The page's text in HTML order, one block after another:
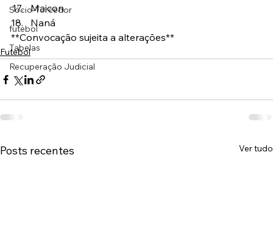
Sócio-Torcedor
futebol
Tabelas
Recuperação Judicial
Maicon
Naná
**Convocação sujeita a alterações**
Futebol
Posts recentes Ver tudo